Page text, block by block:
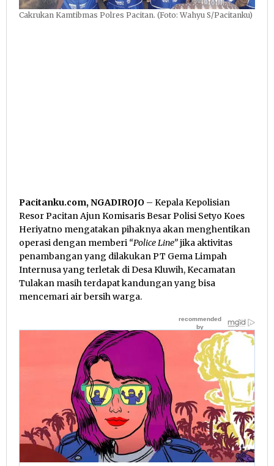
Cakrukan Kamtibmas Polres Pacitan. (Foto: Wahyu S/Pacitanku)
Pacitanku.com, NGADIROJO – Kepala Kepolisian
Resor Pacitan Ajun Komisaris Besar Polisi Setyo Koes
Heriyatno mengatakan pihaknya akan menghentikan
operasi dengan memberi “Police Line”jika aktivitas
penambangan yang dilakukan PT Gema Limpah
Internusa yang terletak di Desa Kluwih, Kecamatan
Tulakan masih terdapat kandungan yang bisa
mencemari air bersih warga.